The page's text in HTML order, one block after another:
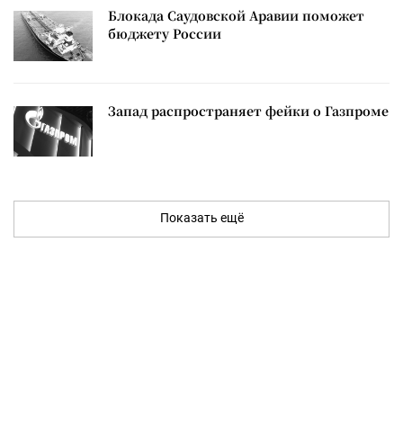
Блокада Саудовской Аравии поможет
бюджету России
Запад распространяет фейки о Газпроме
Показать ещё